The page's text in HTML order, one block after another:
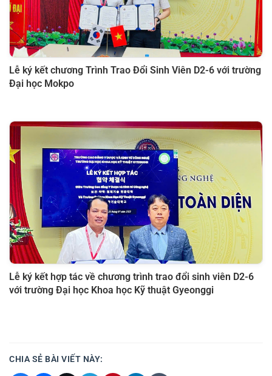
Lễ ký kết chương Trình Trao Đổi Sinh Viên D2-6 với trường
Đại học Mokpo
Lễ ký kết hợp tác về chương trình trao đổi sinh viên D2-6
với trường Đại học Khoa học Kỹ thuật Gyeonggi
CHIA SẺ BÀI VIẾT NÀY: